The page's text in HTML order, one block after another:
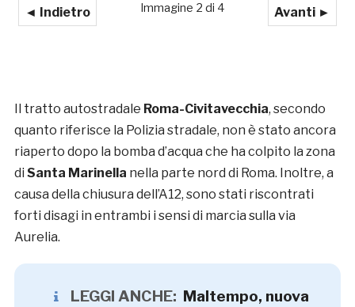
◄ Indietro Avanti ►
Immagine 2 di 4
Il tratto autostradale Roma-Civitavecchia, secondo
quanto riferisce la Polizia stradale, non è stato ancora
riaperto dopo la bomba d’acqua che ha colpito la zona
di Santa Marinella nella parte nord di Roma. Inoltre, a
causa della chiusura dell’A12, sono stati riscontrati
forti disagi in entrambi i sensi di marcia sulla via
Aurelia.
LEGGI ANCHE: Maltempo, nuova